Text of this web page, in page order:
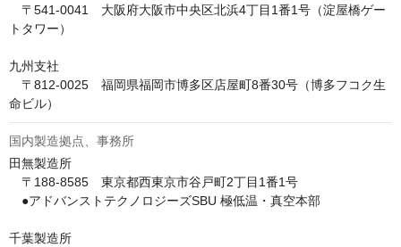
〒541-0041　大阪府大阪市中央区北浜4丁目1番1号（淀屋橋ゲー
トタワー）
九州支社
〒812-0025　福岡県福岡市博多区店屋町8番30号（博多フコク生
命ビル）
国内製造拠点、事務所
田無製造所
〒188-8585　東京都西東京市谷戸町2丁目1番1号
●アドバンストテクノロジーズSBU 極低温・真空本部
千葉製造所